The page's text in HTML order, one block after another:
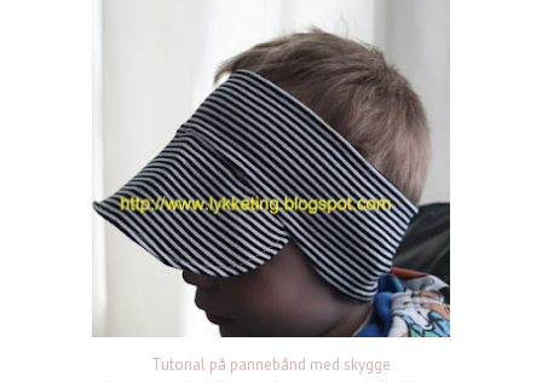
Tutorial på pannebånd med skygge